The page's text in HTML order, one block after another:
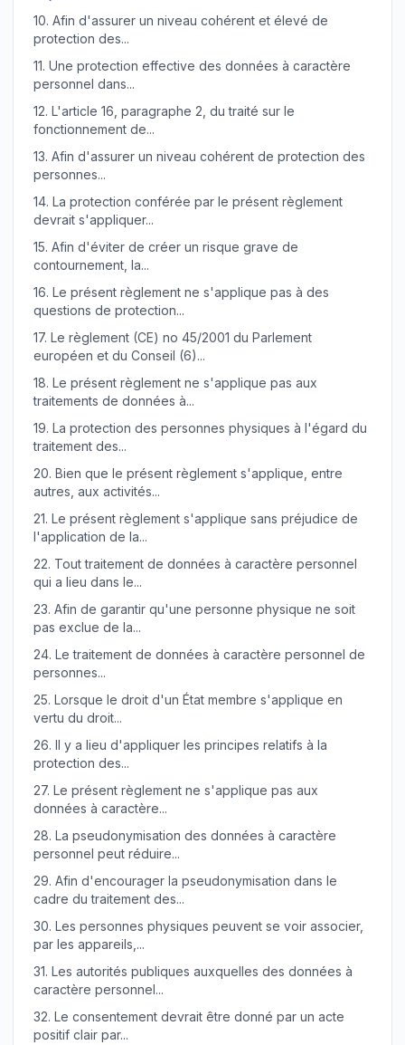
10. Afin d'assurer un niveau cohérent et élevé de
protection des...
11. Une protection effective des données à caractère
personnel dans...
12. L'article 16, paragraphe 2, du traité sur le
fonctionnement de...
13. Afin d'assurer un niveau cohérent de protection des
personnes...
14. La protection conférée par le présent règlement
devrait s'appliquer...
15. Afin d'éviter de créer un risque grave de
contournement, la...
16. Le présent règlement ne s'applique pas à des
questions de protection...
17. Le règlement (CE) no 45/2001 du Parlement
européen et du Conseil (6)...
18. Le présent règlement ne s'applique pas aux
traitements de données à...
19. La protection des personnes physiques à l'égard du
traitement des...
20. Bien que le présent règlement s'applique, entre
autres, aux activités...
21. Le présent règlement s'applique sans préjudice de
l'application de la...
22. Tout traitement de données à caractère personnel
qui a lieu dans le...
23. Afin de garantir qu'une personne physique ne soit
pas exclue de la...
24. Le traitement de données à caractère personnel de
personnes...
25. Lorsque le droit d'un État membre s'applique en
vertu du droit...
26. Il y a lieu d'appliquer les principes relatifs à la
protection des...
27. Le présent règlement ne s'applique pas aux
données à caractère...
28. La pseudonymisation des données à caractère
personnel peut réduire...
29. Afin d'encourager la pseudonymisation dans le
cadre du traitement des...
30. Les personnes physiques peuvent se voir associer,
par les appareils,...
31. Les autorités publiques auxquelles des données à
caractère personnel...
32. Le consentement devrait être donné par un acte
positif clair par...